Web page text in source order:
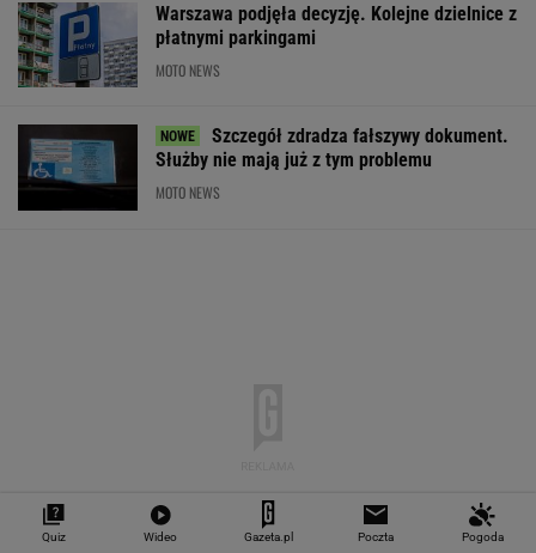
Warszawa podjęła decyzję. Kolejne dzielnice z
płatnymi parkingami
MOTO NEWS
Szczegół zdradza fałszywy dokument.
Służby nie mają już z tym problemu
MOTO NEWS
Quiz Wideo Gazeta.pl Poczta Pogoda